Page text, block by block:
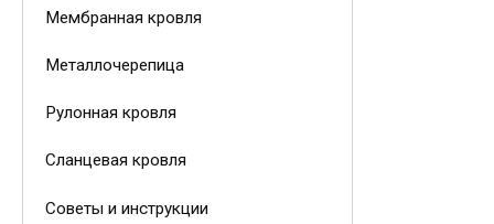
Мембранная кровля
Металлочерепица
Рулонная кровля
Сланцевая кровля
Советы и инструкции